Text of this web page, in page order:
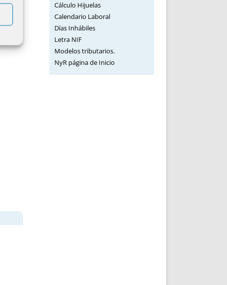
Cálculo Hijuelas
Calendario Laboral
Días Inhábiles
Letra NIF
Modelos tributarios.
NyR página de Inicio